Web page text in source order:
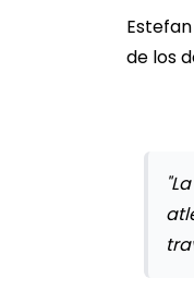
de los